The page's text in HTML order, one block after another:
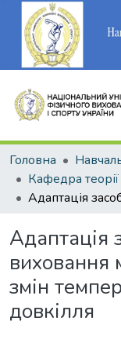
Головна
Адаптація
виховання
змін
довкілля